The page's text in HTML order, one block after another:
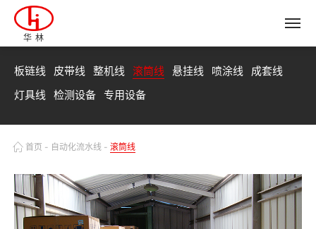
华林
板链线 皮带线 整机线 滚筒线 悬挂线 喷涂线
成套线
灯具线 检测设备 专用设备
首页 - 自动化流水线 - 滚筒线